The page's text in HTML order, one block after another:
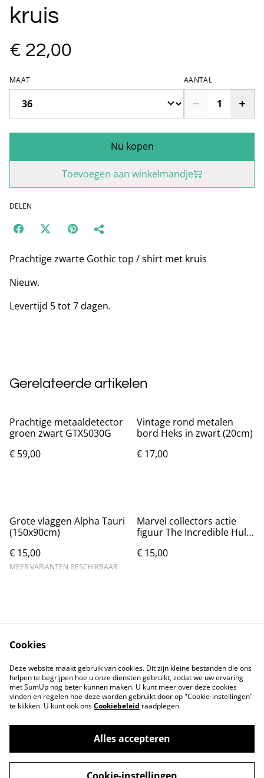
kruis
€ 22,00
MAAT AANTAL
Nu kopen
Toevoegen aan winkelmandje
DELEN
Prachtige zwarte Gothic top / shirt met kruis
Nieuw.
Levertijd 5 tot 7 dagen.
Gerelateerde artikelen
Prachtige metaaldetector
groen zwart GTX5030G
€ 59,00
Vintage rond metalen
bord Heks in zwart (20cm)
€ 17,00
Grote vlaggen Alpha Tauri
(150x90cm)
€ 15,00
MEER VARIANTEN BESCHIKBAAR
Marvel collectors actie
figuur The Incredible Hulk
€ 15,00
Contact
Voorwaarden
Privacybeleid
Cookiebeleid
©2026Markthuis Friesland
Cookies
Deze website maakt gebruik van cookies. Dit zijn kleine bestanden die ons
helpen te begrijpen hoe u onze diensten gebruikt, zodat we uw ervaring
met SumUp nog beter kunnen maken. U kunt meer over deze cookies
vinden en regelen hoe deze worden gebruikt door op "Cookie-instellingen"
te klikken. U kunt ook onsCookiebeleid raadplegen.
Alles accepteren